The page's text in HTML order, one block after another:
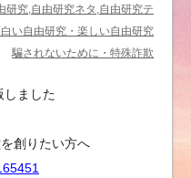
研究,自由研究ネタ,自由研究テ
い自由研究・楽しい自由研究
騙されないために・特殊詐欺
しました
創りたい方へ